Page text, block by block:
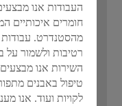
העבודות אנו
חומרים איכותיים
מהסטנדרט. עבודות
רטיבות ולשמור על
השירות אנו
טיפול באבנים
לקויות ועוד. אנו